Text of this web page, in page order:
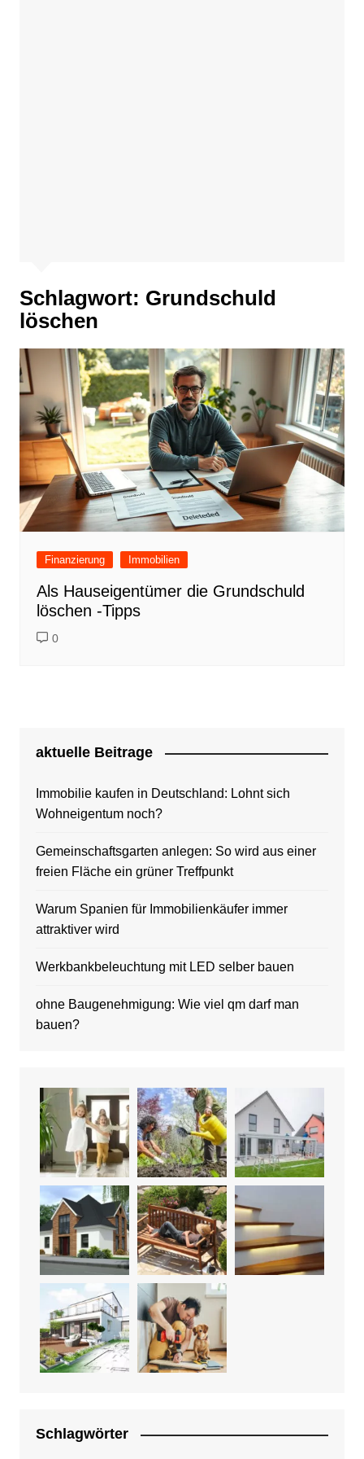
Schlagwort: Grundschuld
löschen
Finanzierung Immobilien
Als Hauseigentümer die Grundschuld
löschen -Tipps
0
aktuelle Beitrage
Immobilie kaufen in Deutschland: Lohnt sich
Wohneigentum noch?
Gemeinschaftsgarten anlegen: So wird aus einer
freien Fläche ein grüner Treffpunkt
Warum Spanien für Immobilienkäufer immer
attraktiver wird
Werkbankbeleuchtung mit LED selber bauen
ohne Baugenehmigung: Wie viel qm darf man
bauen?
Schlagwörter